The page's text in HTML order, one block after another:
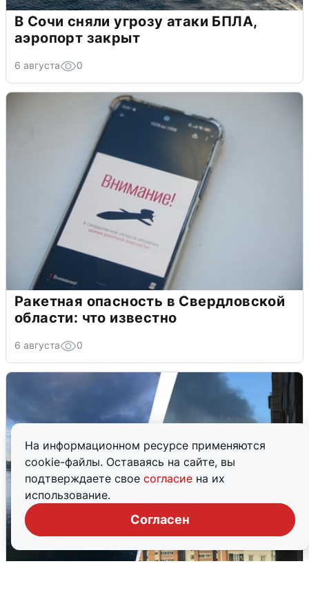
На информационном ресурсе применяются
cookie-файлы. Оставаясь на сайте, вы
подтверждаете свое согласие на их
использование.
Согласен
В Сочи сняли угрозу атаки БПЛА,
аэропорт закрыт
6 августа 0
Ракетная опасность в Свердловской
области: что известно
6 августа 0